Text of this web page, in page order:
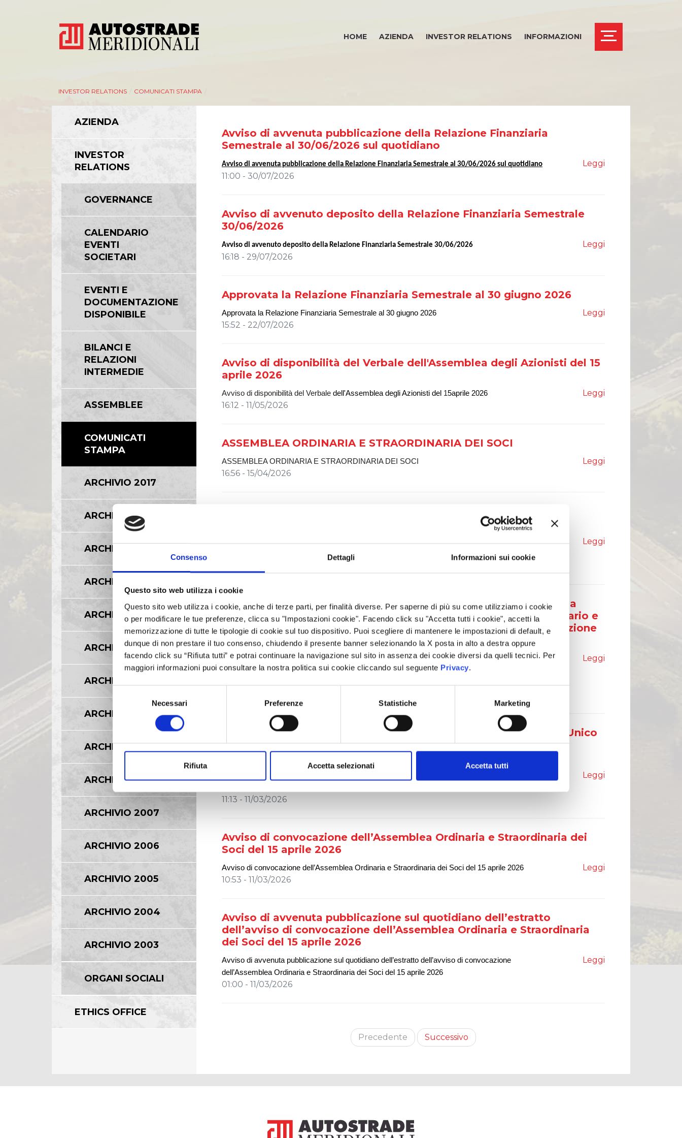
Consenso Dettagli Informazioni sui cookie
Questo sito web utilizza i cookie
Questo sito web utilizza i cookie, anche di terze parti, per finalità diverse. Per saperne di più su come utilizziamo i cookie
o per modificare le tue preferenze, clicca su "Impostazioni cookie". Facendo click su "Accetta tutti i cookie", accetti la
memorizzazione di tutte le tipologie di cookie sul tuo dispositivo. Puoi scegliere di mantenere le impostazioni di default, e
dunque di non prestare il tuo consenso, chiudendo il presente banner selezionando la X posta in alto a destra oppure
facendo click su “Rifiuta tutti” e potrai continuare la navigazione sul sito in assenza dei cookie diversi da quelli tecnici. Per
maggiori informazioni puoi consultare la nostra politica sui cookie cliccando sul seguente Privacy.
consenso
Necessari Preferenze Statistiche Marketing
Rifiuta Accetta selezionati Accetta tutti
HOME AZIENDA INVESTOR RELATIONS INFORMAZIONI
AZIENDA
Management
Azionisti
Linee Guida del Gruppo ASPI
INVESTOR RELATIONS
Governance
Bilanci e relazioni intermedie
Comunicati Stampa
INVESTOR RELATIONS COMUNICATI STAMPA
Avviso di avvenuta pubblicazione della Relazione Finanziaria
Semestrale al 30/06/2026 sul quotidiano
Avviso di avvenuta pubblicazione della Relazione Finanziaria Semestrale al 30/06/2026 sul quotidiano
11:00 - 30/07/2026
Leggi
Avviso di avvenuto deposito della Relazione Finanziaria Semestrale
30/06/2026
Avviso di avvenuto deposito della Relazione Finanziaria Semestrale 30/06/2026
16:18 - 29/07/2026
Leggi
Approvata la Relazione Finanziaria Semestrale al 30 giugno 2026
Approvata la Relazione Finanziaria Semestrale al 30 giugno 2026
15:52 - 22/07/2026
Leggi
Avviso di disponibilità del Verbale dell'Assemblea degli Azionisti del 15
aprile 2026
Avviso di disponibilità del Verbale dell'Assemblea degli Azionisti del 15aprile 2026
16:12 - 11/05/2026
Leggi
ASSEMBLEA ORDINARIA E STRAORDINARIA DEI SOCI
ASSEMBLEA ORDINARIA E STRAORDINARIA DEI SOCI
16:56 - 15/04/2026
Leggi
Deliberazioni Assembleari e Avviso di avvenuto deposito della Relazione Finanziaria Annuale al
Leggi
Avviso di avvenuto deposito del Progetto di Relazione Finanziaria
Annuale al 31 dicembre 2025, della Relazione sul Governo Societario e
gli Assetti Proprietari, della Relazione sulla Politica di Remunerazione
2026 e sui Compensi Corrisposti 2025
Avviso di avvenuto deposito del Progetto di Relazione Finanziaria Annuale al 31 dicembre 2025, della
Relazione sul Governo Societario e gli Assetti Proprietari, della Relazione sulla Politica di
Leggi
Avviso di disponibilità delle relazioni illustrative del Liquidatore Unico
sul punto 1 e 2 parte ordinaria e sul punto 1 parte straordinaria
dell'Assemblea Ordinaria e Straordinaria del 15 aprile 2026
11:13 - 11/03/2026
Leggi
Avviso di convocazione dell’Assemblea Ordinaria e Straordinaria dei
Soci del 15 aprile 2026
Avviso di convocazione dell’Assemblea Ordinaria e Straordinaria dei Soci del 15 aprile 2026
10:53 - 11/03/2026
Leggi
Avviso di avvenuta pubblicazione sul quotidiano dell’estratto
dell’avviso di convocazione dell’Assemblea Ordinaria e Straordinaria
dei Soci del 15 aprile 2026
Avviso di avvenuta pubblicazione sul quotidiano dell’estratto dell’avviso di convocazione
dell’Assemblea Ordinaria e Straordinaria dei Soci del 15 aprile 2026
01:00 - 11/03/2026
Leggi
Precedente Successivo
AZIENDA
INVESTOR
RELATIONS
GOVERNANCE
CALENDARIO
EVENTI
SOCIETARI
EVENTI E
DOCUMENTAZIONE
DISPONIBILE
BILANCI E
RELAZIONI
INTERMEDIE
ASSEMBLEE
COMUNICATI
STAMPA
ARCHIVIO 2017
ARCHIVIO 2016
ARCHIVIO 2015
ARCHIVIO 2014
ARCHIVIO 2013
ARCHIVIO 2012
ARCHIVIO 2011
ARCHIVIO 2010
ARCHIVIO 2009
ARCHIVIO 2008
ARCHIVIO 2007
ARCHIVIO 2006
ARCHIVIO 2005
ARCHIVIO 2004
ARCHIVIO 2003
ORGANI SOCIALI
ETHICS OFFICE